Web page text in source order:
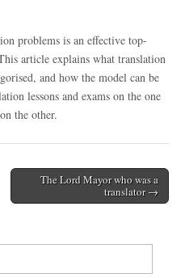
problems is an effective top-
article explains what translation
and how the model can be
lessons and exams on the one
the other.
The Lord Mayor who was a
translator →